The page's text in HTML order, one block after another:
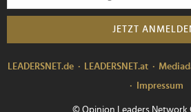
JETZT
LEADERSNET.de LEADERSNET.at
Impressum